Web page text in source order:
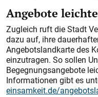
Angebote
Zugleich ruft die Stadt
dazu auf, ihre
Angebotslandkarte des
einzutragen. So sollen
Begegnungsangebote
Informationen gibt es
einsamkeit.de/